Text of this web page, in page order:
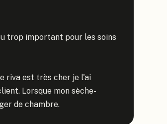
trop important pour les soins
riva est très cher je l'ai
Lorsque mon sèche-
de chambre.